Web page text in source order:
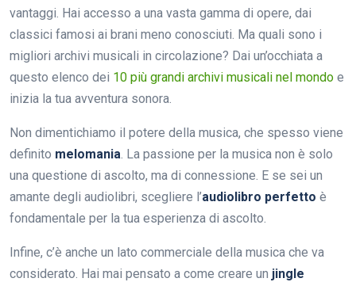
vantaggi. Hai accesso a una vasta gamma di opere, dai
classici famosi ai brani meno conosciuti. Ma quali sono i
migliori archivi musicali in circolazione? Dai un’occhiata a
questo elenco dei 10 più grandi archivi musicali nel mondo e
inizia la tua avventura sonora.
Non dimentichiamo il potere della musica, che spesso viene
definito melomania . La passione per la musica non è solo
una questione di ascolto, ma di connessione. E se sei un
amante degli audiolibri, scegliere l’audiolibro perfetto è
fondamentale per la tua esperienza di ascolto.
Infine, c’è anche un lato commerciale della musica che va
considerato. Hai mai pensato a come creare un jingle